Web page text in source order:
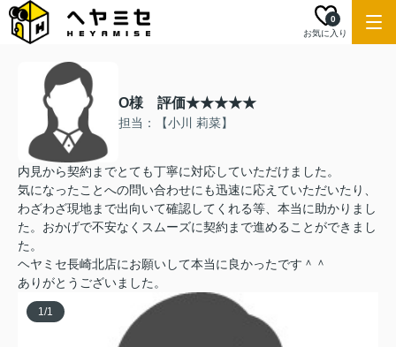
お気に入り
0
O様 評価★★★★★
担当：【小川 莉菜】
内見から契約までとても丁寧に対応していただけました。
気になったことへの問い合わせにも迅速に応えていただいたり、
わざわざ現地まで出向いて確認してくれる等、本当に助かりまし
た。おかげで不安なくスムーズに契約まで進めることができまし
た。
ヘヤミセ長崎北店にお願いして本当に良かったです＾＾
ありがとうございました。
1/1